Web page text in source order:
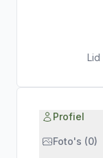
Lid
Profiel
Foto's (0)